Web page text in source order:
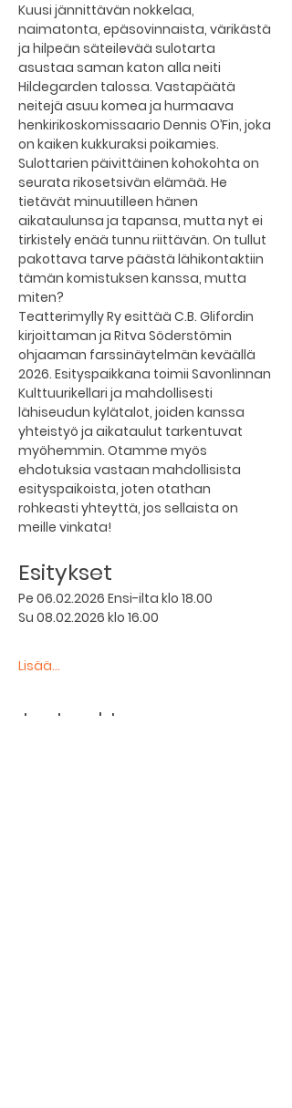
Kuusi jännittävän nokkelaa,
naimatonta, epäsovinnaista, värikästä
ja hilpeän säteilevää sulotarta
asustaa saman katon alla neiti
Hildegarden talossa. Vastapäätä
neitejä asuu komea ja hurmaava
henkirikoskomissaario Dennis O’Fin, joka
on kaiken kukkuraksi poikamies.
Sulottarien päivittäinen kohokohta on
seurata rikosetsivän elämää. He
tietävät minuutilleen hänen
aikataulunsa ja tapansa, mutta nyt ei
tirkistely enää tunnu riittävän. On tullut
pakottava tarve päästä lähikontaktiin
tämän komistuksen kanssa, mutta
miten?
Teatterimylly Ry esittää C.B. Glifordin
kirjoittaman ja Ritva Söderstömin
ohjaaman farssinäytelmän keväällä
2026. Esityspaikkana toimii Savonlinnan
Kulttuurikellari ja mahdollisesti
lähiseudun kylätalot, joiden kanssa
yhteistyö ja aikataulut tarkentuvat
myöhemmin. Otamme myös
ehdotuksia vastaan mahdollisista
esityspaikoista, joten otathan
rohkeasti yhteyttä, jos sellaista on
meille vinkata!
Esitykset
Pe 06.02.2026 Ensi-ilta klo 18.00
Su 08.02.2026 klo 16.00
Lisää...
Jaa tapahtuma